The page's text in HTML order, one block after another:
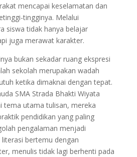
mencapai keselamatan dan
tingginya. Melalui
siswa tidak hanya belajar
juga merawat karakter.
bukan sekadar ruang ekspresi
sekolah merupakan wadah
ketika dimaknai dengan tepat.
SMA Strada Bhakti Wiyata
tema utama tulisan, mereka
pendidikan yang paling
pengalaman menjadi
bertemu dengan
menulis tidak lagi berhenti pada